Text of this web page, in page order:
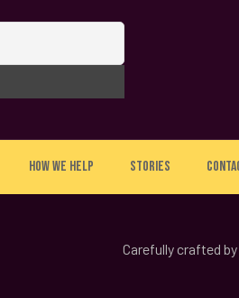
How we help Stories
Carefully crafted by